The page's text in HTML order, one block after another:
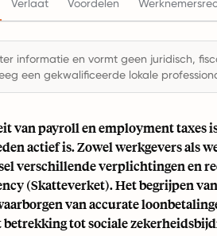
Verlaat Voordelen
informatie en vormt geen juridisch,
een gekwalificeerde lokale
van payroll en employment taxes
actief is. Zowel werkgevers als
verschillende verplichtingen en
(Skatteverket). Het begrijpen
van accurate
tot sociale